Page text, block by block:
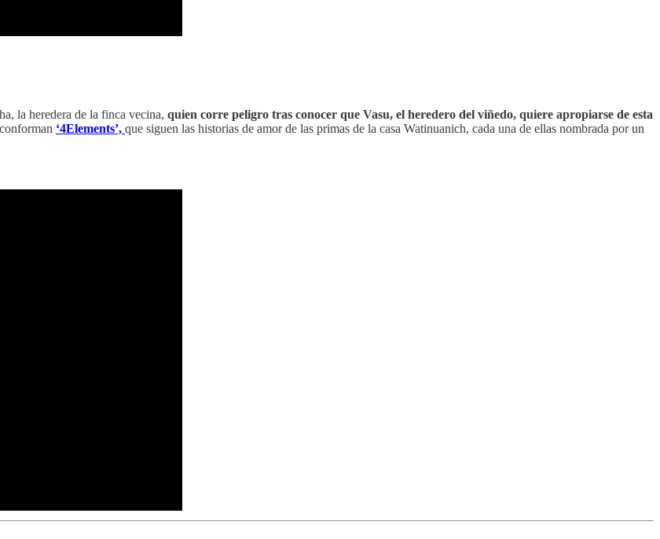
la heredera de la finca vecina, quien corre peligro tras conocer que Vasu, el heredero del viñedo, quiere apropiarse de esta
‘4Elements’, que siguen las historias de amor de las primas de la casa Watinuanich, cada una de ellas nombrada por un